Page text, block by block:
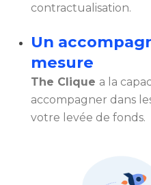
contractualisation.
Un
mesure
The Clique a la
accompagner dans
votre levée de fonds.